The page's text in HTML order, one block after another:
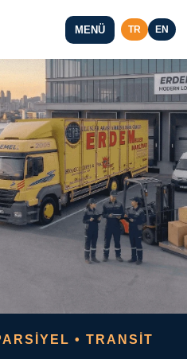
MENÜ TR EN
• TRANSİT